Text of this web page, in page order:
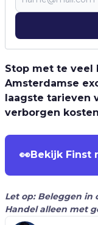
Stop met te veel
Amsterdamse
laagste tarieven
verborgen
👀Bekijk Finst
Let op: Beleggen in
Handel alleen met